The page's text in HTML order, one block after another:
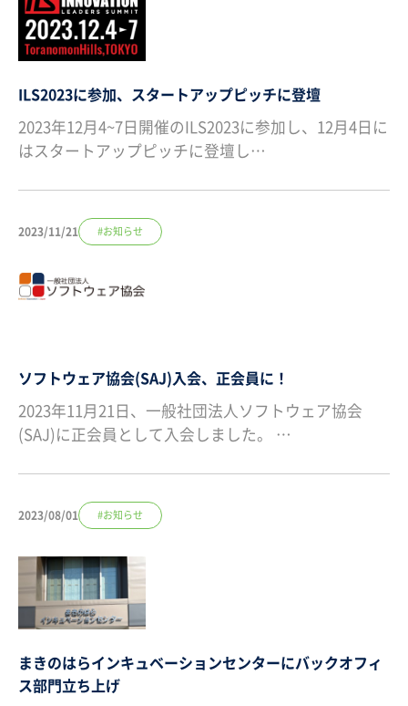
ILS2023に参加、スタートアップピッチに登壇
2023年12月4~7日開催のILS2023に参加し、12月4日に
はスタートアップピッチに登壇し…
2023/11/21 #お知らせ
ソフトウェア協会(SAJ)入会、正会員に！
2023年11月21日、一般社団法人ソフトウェア協会
(SAJ)に正会員として入会しました。 …
2023/08/01 #お知らせ
まきのはらインキュベーションセンターにバックオフィ
ス部門立ち上げ